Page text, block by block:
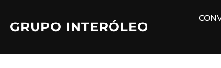
contenido
GRUPO INTERÓLEO